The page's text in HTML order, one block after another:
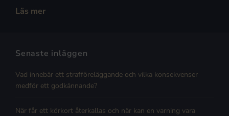
Läs mer
Senaste inläggen
Vad innebär ett strafföreläggande och vilka konsekvenser
medför ett godkännande?
När får ett körkort återkallas och när kan en varning vara